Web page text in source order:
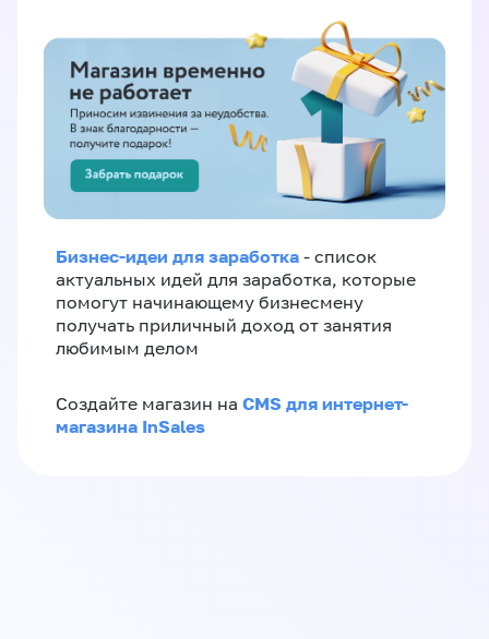
Бизнес-идеи для заработка - список
актуальных идей для заработка, которые
помогут начинающему бизнесмену
получать приличный доход от занятия
любимым делом
Создайте магазин на CMS для интернет-
магазина InSales